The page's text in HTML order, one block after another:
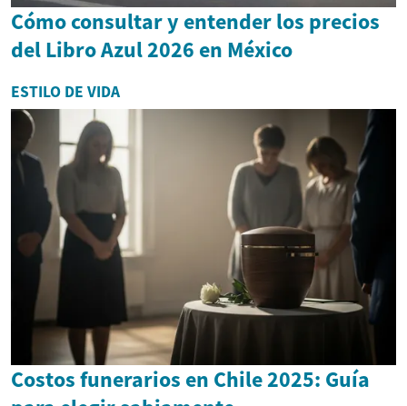
Cómo consultar y entender los precios
del Libro Azul 2026 en México
ESTILO DE VIDA
Costos funerarios en Chile 2025: Guía